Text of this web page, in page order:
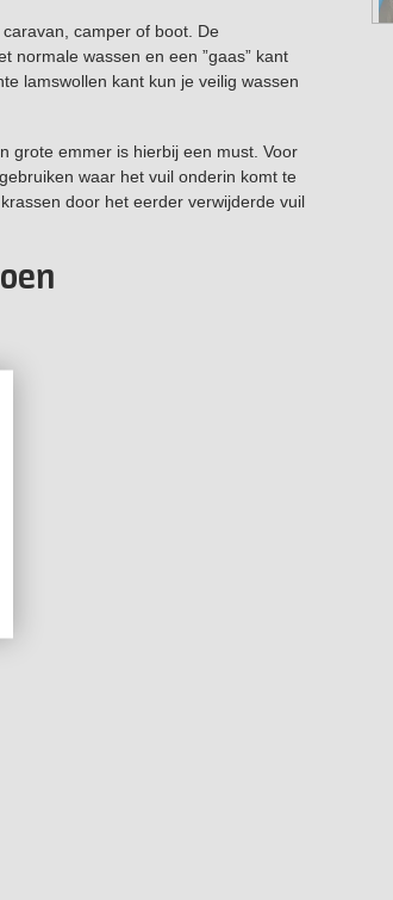
camper of boot. De
normale wassen en een ”gaas” kant
lamswollen kant kun je veilig wassen
grote emmer is hierbij een must. Voor
waar het vuil onderin komt te
door het eerder verwijderde vuil